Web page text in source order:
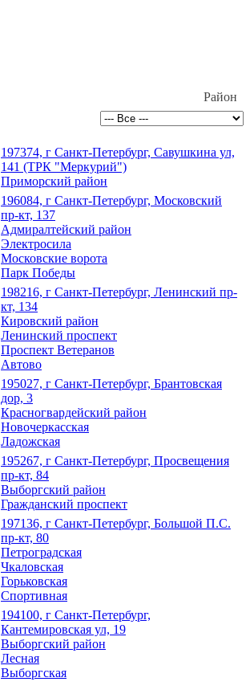
Район
197374, г Санкт-Петербург, Савушкина ул,
141 (ТРК "Меркурий")
Приморский район
196084, г Санкт-Петербург, Московский
пр-кт, 137
Адмиралтейский район
Электросила
Московские ворота
Парк Победы
198216, г Санкт-Петербург, Ленинский пр-
кт, 134
Кировский район
Ленинский проспект
Проспект Ветеранов
Автово
195027, г Санкт-Петербург, Брантовская
дор, 3
Красногвардейский район
Новочеркасская
Ладожская
195267, г Санкт-Петербург, Просвещения
пр-кт, 84
Выборгский район
Гражданский проспект
197136, г Санкт-Петербург, Большой П.С.
пр-кт, 80
Петроградская
Чкаловская
Горьковская
Спортивная
194100, г Санкт-Петербург,
Кантемировская ул, 19
Выборгский район
Лесная
Выборгская